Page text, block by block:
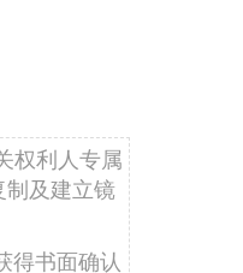
权利人专属
制及建立镜
得书面确认